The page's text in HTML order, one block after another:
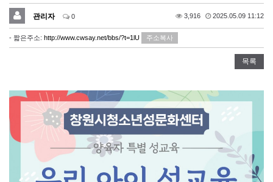
관리자 0 3,916 2025.05.09 11:12
- 짧은주소: http://www.cwsay.net/bbs/?t=1lU 주소복사
목록